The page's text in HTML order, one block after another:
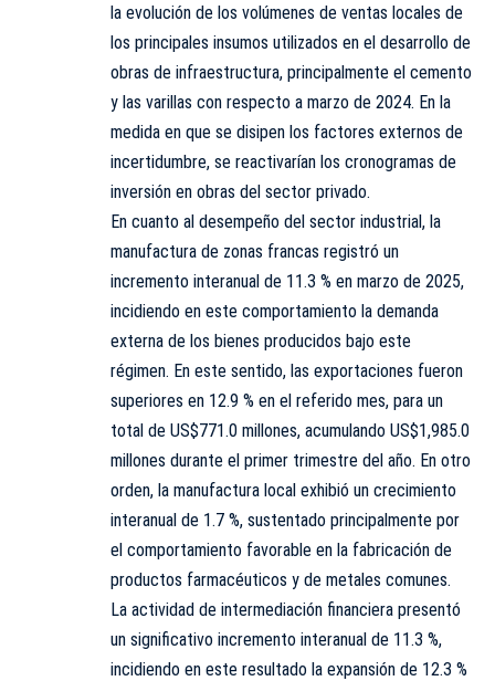
la evolución de los volúmenes de ventas locales de
los principales insumos utilizados en el desarrollo de
obras de infraestructura, principalmente el cemento
y las varillas con respecto a marzo de 2024. En la
medida en que se disipen los factores externos de
incertidumbre, se reactivarían los cronogramas de
inversión en obras del sector privado.
En cuanto al desempeño del sector industrial, la
manufactura de zonas francas registró un
incremento interanual de 11.3 % en marzo de 2025,
incidiendo en este comportamiento la demanda
externa de los bienes producidos bajo este
régimen. En este sentido, las exportaciones fueron
superiores en 12.9 % en el referido mes, para un
total de US$771.0 millones, acumulando US$1,985.0
millones durante el primer trimestre del año. En otro
orden, la manufactura local exhibió un crecimiento
interanual de 1.7 %, sustentado principalmente por
el comportamiento favorable en la fabricación de
productos farmacéuticos y de metales comunes.
La actividad de intermediación financiera presentó
un significativo incremento interanual de 11.3 %,
incidiendo en este resultado la expansión de 12.3 %